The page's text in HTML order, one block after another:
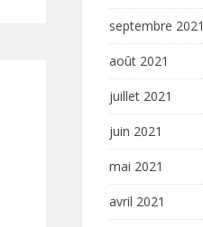
septembre 2021
août 2021
juillet 2021
juin 2021
mai 2021
avril 2021